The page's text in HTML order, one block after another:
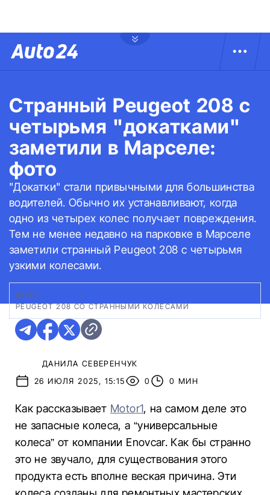
Странный Peugeot 208 с
четырьмя "докатками"
заметили в Марселе:
фото
"Докатки" стали привычными для большинства
водителей. Обычно их устанавливают, когда
одно из четырех колес получает повреждения.
Тем не менее недавно на парковке в Марселе
заметили странный Peugeot 208 с четырьмя
узкими колесами.
ФОТО:
PEUGEOT 208 СО СТРАННЫМИ КОЛЕСАМИ
ДАНИЛА СЕВЕРЕНЧУК
26 ИЮЛЯ 2025, 15:15
0 0 МИН
Как рассказывает Motor1, на самом деле это
не запасные колеса, а “универсальные
колеса” от компании Enovcar. Как бы странно
это не звучало, для существования этого
продукта есть вполне веская причина. Эти